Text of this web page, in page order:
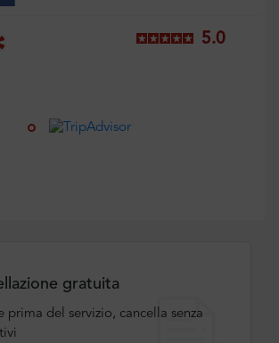
5.0
gratuita
prima del servizio, cancella senza